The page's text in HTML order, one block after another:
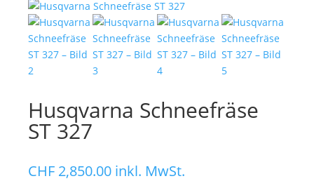
Husqvarna Schneefräse
ST 327
CHF 2,850.00 inkl. MwSt.